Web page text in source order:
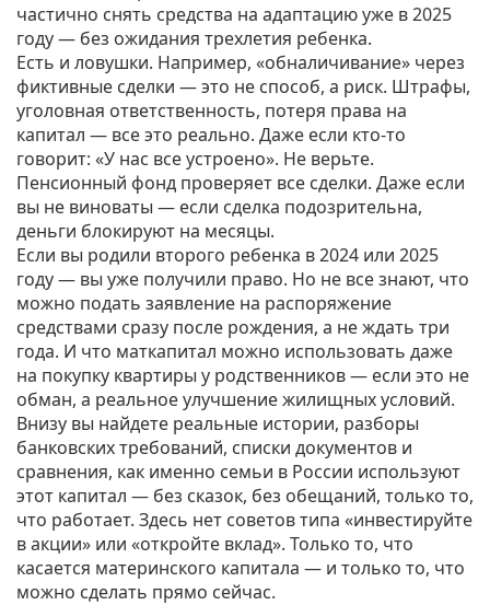
частично снять средства на адаптацию уже в 2025
году — без ожидания трехлетия ребенка.
Есть и ловушки. Например, «обналичивание» через
фиктивные сделки — это не способ, а риск. Штрафы,
уголовная ответственность, потеря права на
капитал — все это реально. Даже если кто-то
говорит: «У нас все устроено». Не верьте.
Пенсионный фонд проверяет все сделки. Даже если
вы не виноваты — если сделка подозрительна,
деньги блокируют на месяцы.
Если вы родили второго ребенка в 2024 или 2025
году — вы уже получили право. Но не все знают, что
можно подать заявление на распоряжение
средствами сразу после рождения, а не ждать три
года. И что маткапитал можно использовать даже
на покупку квартиры у родственников — если это не
обман, а реальное улучшение жилищных условий.
Внизу вы найдете реальные истории, разборы
банковских требований, списки документов и
сравнения, как именно семьи в России используют
этот капитал — без сказок, без обещаний, только то,
что работает. Здесь нет советов типа «инвестируйте
в акции» или «откройте вклад». Только то, что
касается материнского капитала — и только то, что
можно сделать прямо сейчас.